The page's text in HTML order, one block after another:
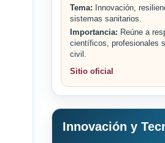
Tema: Innovación,
sistemas sanitarios.
Importancia: Reúne a
científicos, profesionales
civil.
Sitio oficial
Innovación y